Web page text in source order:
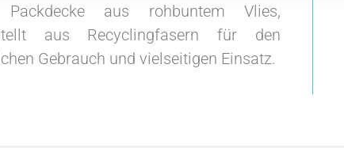
Packdecke aus rohbuntem Vlies,
aus Recyclingfasern für den
Gebrauch und vielseitigen Einsatz.